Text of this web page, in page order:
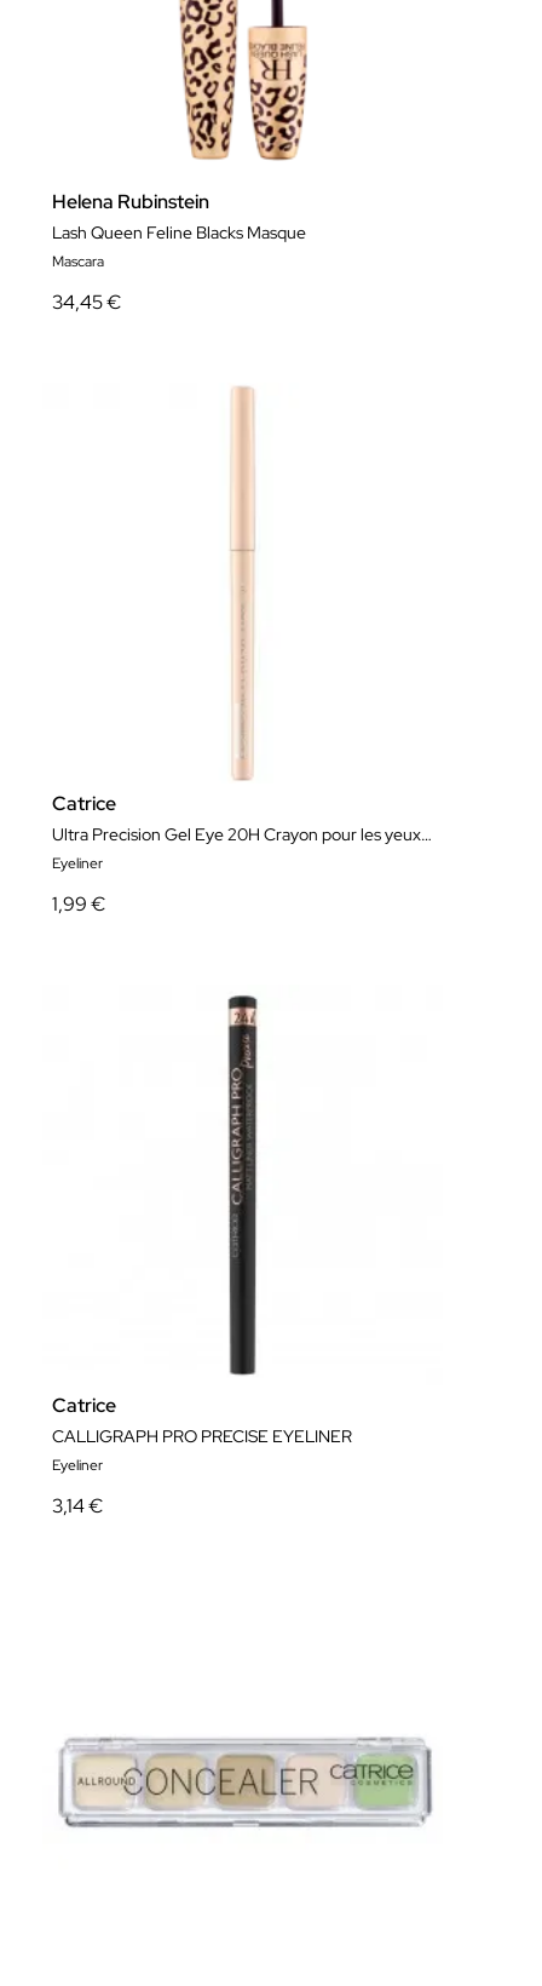
Helena Rubinstein
Lash Queen Feline Blacks Masque
Mascara
34,45 €
Catrice
Ultra Precision Gel Eye 20H Crayon pour les yeux Waterproof
Eyeliner
1,99 €
Catrice
CALLIGRAPH PRO PRECISE EYELINER
Eyeliner
3,14 €